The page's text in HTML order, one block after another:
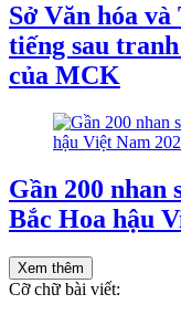
Sở Văn hóa
tiếng sau
của MCK
Gần 200 nhan
Bắc Hoa hậu
Xem thêm
Cỡ chữ bài viết: